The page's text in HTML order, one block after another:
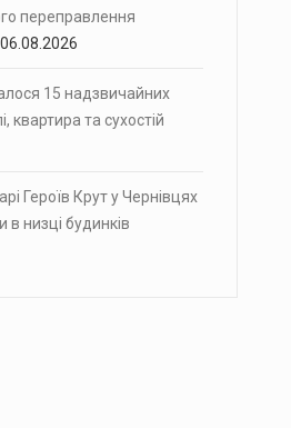
переправлення
06.08.2026
15 надзвичайних
квартира та сухостій
Героїв Крут у Чернівцях
низці будинків